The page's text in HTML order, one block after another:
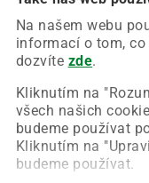
Na našem webu
informací o tom,
dozvíte zde.
Kliknutím na
všech našich
budeme používat
Kliknutím na
budeme používat.
Chyba nastala
Zkuste prosím
Obnovit